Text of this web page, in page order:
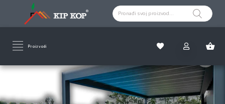
Proizvodi